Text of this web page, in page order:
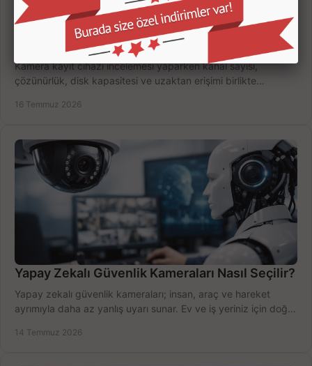
Kamera Kayıt Cihazı İncelemesi Nasıl Yapılır?
Kamera kayıt cihazı incelemesi yaparken kanal sayısı,
çözünürlük, disk kapasitesi ve uzaktan erişimi birlikte
16 Temmuz 2026
Yapay Zekalı Güvenlik Kameraları Nasıl Seçilir?
Yapay zekalı güvenlik kameraları; insan, araç ve hareket
ayrımıyla daha az yanlış uyarı sunar. Ev ve iş yeriniz için doğru
14 Temmuz 2026